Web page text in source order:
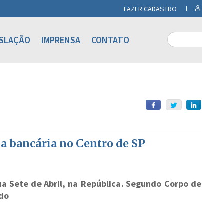
FAZER CADASTRO
IMPRENSA CONTATO
bancária no Centro de SP
Sete de Abril, na República. Segundo Corpo de